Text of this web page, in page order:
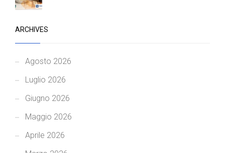
ARCHIVES
Agosto 2026
Luglio 2026
Giugno 2026
Maggio 2026
Aprile 2026